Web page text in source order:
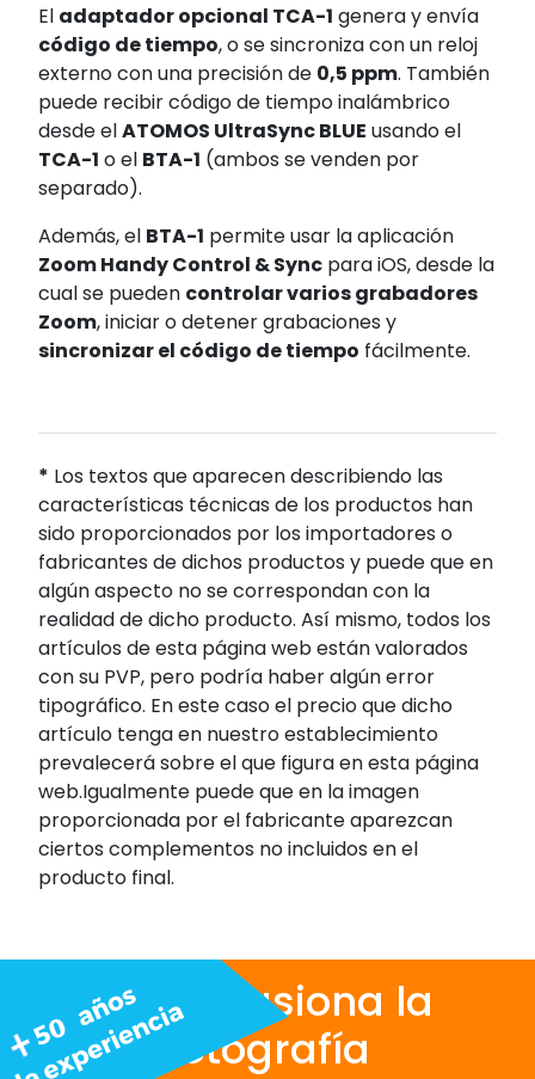
El adaptador opcional TCA-1 genera y envía
código de tiempo, o se sincroniza con un reloj
externo con una precisión de 0,5 ppm. También
puede recibir código de tiempo inalámbrico
desde elATOMOS UltraSync BLUE usando el
TCA-1 o el BTA-1 (ambos se venden por
separado).
Además, el BTA-1 permite usar la aplicación
Zoom Handy Control & Sync para iOS, desde la
cual se pueden controlar varios grabadores
Zoom, iniciar o detener grabaciones y
sincronizar el código de tiempo fácilmente.
* Los textos que aparecen describiendo las
características técnicas de los productos han
sido proporcionados por los importadores o
fabricantes de dichos productos y puede que en
algún aspecto no se correspondan con la
realidad de dicho producto. Así mismo, todos los
artículos de esta página web están valorados
con su PVP, pero podría haber algún error
tipográfico. En este caso el precio que dicho
artículo tenga en nuestro establecimiento
prevalecerá sobre el que figura en esta página
web.Igualmente puede que en la imagen
proporcionada por el fabricante aparezcan
ciertos complementos no incluidos en el
producto final.
Nos apasiona la
fotografía